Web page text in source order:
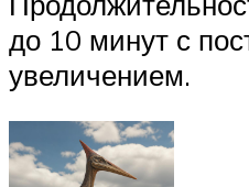
до 10 минут с
увеличением.